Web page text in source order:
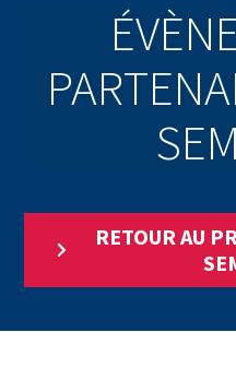
RETOUR AU